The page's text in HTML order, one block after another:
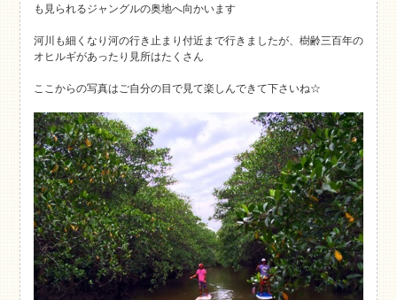
も見られるジャングルの奥地へ向かいます
河川も細くなり河の行き止まり付近まで行きましたが、樹齢三百年の
オヒルギがあったり見所はたくさん
ここからの写真はご自分の目で見て楽しんできて下さいね☆